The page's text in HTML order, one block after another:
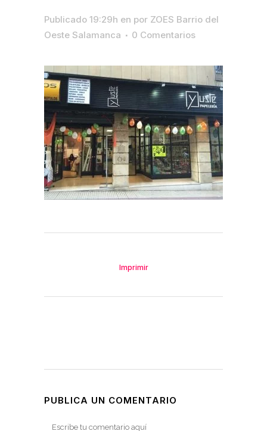
Publicado 19:29h en por ZOES Barrio del
Oeste Salamanca
0 Comentarios
Imprimir
PUBLICA UN COMENTARIO